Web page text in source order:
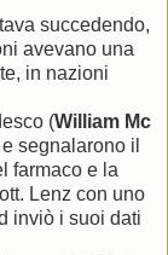
succedendo,
avevano una
in nazioni
(William Mc
segnalarono il
farmaco e la
Lenz con uno
inviò i suoi dati